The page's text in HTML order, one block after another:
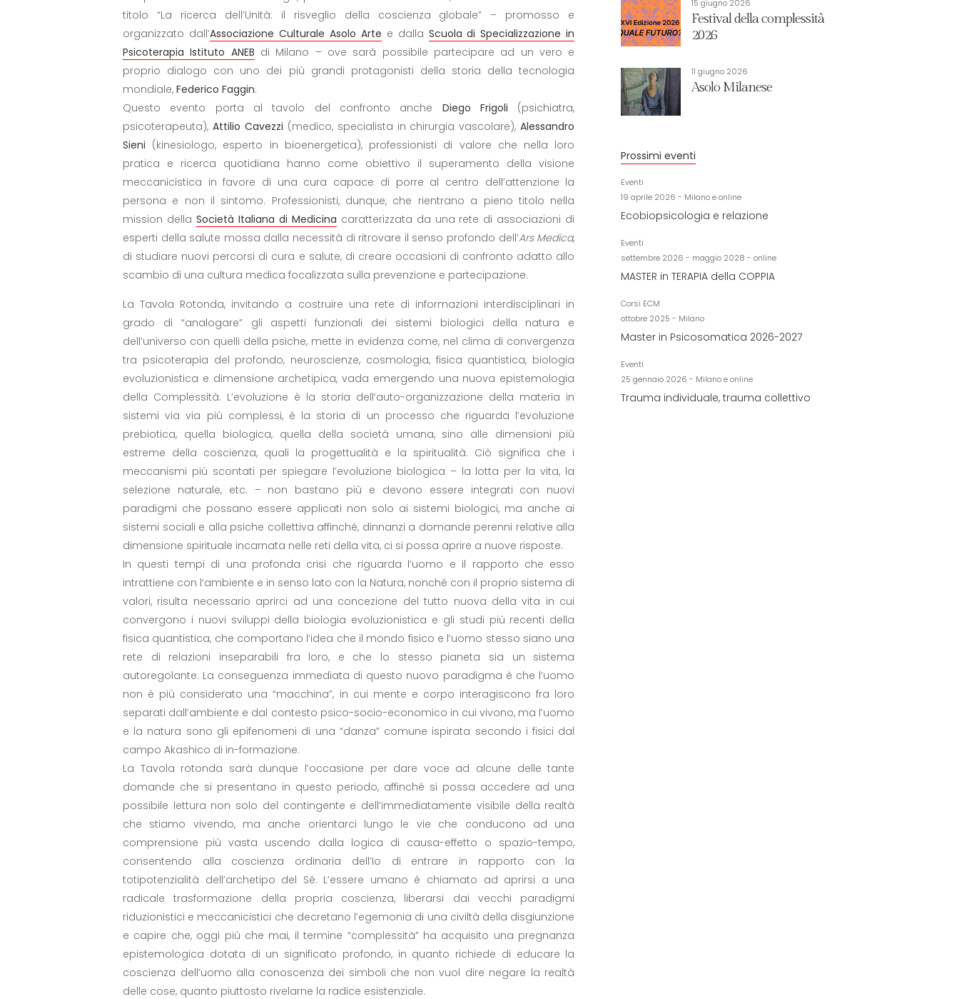
titolo “La ricerca dell’Unità: il risveglio della coscienza globale” – promosso e
organizzato dall’Associazione Culturale Asolo Arte e dalla Scuola di Specializzazione in
Psicoterapia Istituto ANEB di Milano – ove sarà possibile partecipare ad un vero e
proprio dialogo con uno dei più grandi protagonisti della storia della tecnologia
mondiale, Federico Faggin.
Questo evento porta al tavolo del confronto anche Diego Frigoli (psichiatra,
psicoterapeuta), Attilio Cavezzi (medico, specialista in chirurgia vascolare),Alessandro
Sieni (kinesiologo, esperto in bioenergetica), professionisti di valore che nella loro
pratica e ricerca quotidiana hanno come obiettivo il superamento della visione
meccanicistica in favore di una cura capace di porre al centro dell’attenzione la
persona e non il sintomo. Professionisti, dunque, che rientrano a pieno titolo nella
mission della Società Italiana di Medicina caratterizzata da una rete di associazioni di
esperti della salute mossa dalla necessità di ritrovare il senso profondo dell’Ars Medica,
di studiare nuovi percorsi di cura e salute, di creare occasioni di confronto adatto allo
scambio di una cultura medica focalizzata sulla prevenzione e partecipazione.
La Tavola Rotonda, invitando a costruire una rete di informazioni interdisciplinari in
grado di “analogare” gli aspetti funzionali dei sistemi biologici della natura e
dell’universo con quelli della psiche, mette in evidenza come, nel clima di convergenza
tra psicoterapia del profondo, neuroscienze, cosmologia, fisica quantistica, biologia
evoluzionistica e dimensione archetipica, vada emergendo una nuova epistemologia
della Complessità. L’evoluzione è la storia dell’auto-organizzazione della materia in
sistemi via via più complessi, è la storia di un processo che riguarda l’evoluzione
prebiotica, quella biologica, quella della società umana, sino alle dimensioni più
estreme della coscienza, quali la progettualità e la spiritualità. Ciò significa che i
meccanismi più scontati per spiegare l’evoluzione biologica – la lotta per la vita, la
selezione naturale, etc. – non bastano più e devono essere integrati con nuovi
paradigmi che possano essere applicati non solo ai sistemi biologici, ma anche ai
sistemi sociali e alla psiche collettiva affinché, dinnanzi a domande perenni relative alla
dimensione spirituale incarnata nelle reti della vita, ci si possa aprire a nuove risposte.
In questi tempi di una profonda crisi che riguarda l’uomo e il rapporto che esso
intrattiene con l’ambiente e in senso lato con la Natura, nonché con il proprio sistema di
valori, risulta necessario aprirci ad una concezione del tutto nuova della vita in cui
convergono i nuovi sviluppi della biologia evoluzionistica e gli studi più recenti della
fisica quantistica, che comportano l’idea che il mondo fisico e l’uomo stesso siano una
rete di relazioni inseparabili fra loro, e che lo stesso pianeta sia un sistema
autoregolante. La conseguenza immediata di questo nuovo paradigma è che l’uomo
non è più considerato una “macchina”, in cui mente e corpo interagiscono fra loro
separati dall’ambiente e dal contesto psico-socio-economico in cui vivono, ma l’uomo
e la natura sono gli epifenomeni di una “danza” comune ispirata secondo i fisici dal
campo Akashico di in-formazione.
La Tavola rotonda sarà dunque l’occasione per dare voce ad alcune delle tante
domande che si presentano in questo periodo, affinché si possa accedere ad una
possibile lettura non solo del contingente e dell’immediatamente visibile della realtà
che stiamo vivendo, ma anche orientarci lungo le vie che conducono ad una
comprensione più vasta uscendo dalla logica di causa-effetto o spazio-tempo,
consentendo alla coscienza ordinaria dell’Io di entrare in rapporto con la
totipotenzialità dell’archetipo del Sé. L’essere umano è chiamato ad aprirsi a una
radicale trasformazione della propria coscienza, liberarsi dai vecchi paradigmi
riduzionistici e meccanicistici che decretano l’egemonia di una civiltà della disgiunzione
e capire che, oggi più che mai, il termine “complessità” ha acquisito una pregnanza
epistemologica dotata di un significato profondo, in quanto richiede di educare la
coscienza dell’uomo alla conoscenza dei simboli che non vuol dire negare la realtà
delle cose, quanto piuttosto rivelarne la radice esistenziale.
15 giugno 2026
Festival della complessità
2026
11 giugno 2026
Asolo Milanese
Prossimi eventi
Eventi
19 aprile 2026 - Milano e online
Ecobiopsicologia e relazione
Eventi
settembre 2026 - maggio 2028 - online
MASTER in TERAPIA della COPPIA
Corsi ECM
ottobre 2025 - Milano
Master in Psicosomatica 2026-2027
Eventi
25 gennaio 2026 - Milano e online
Trauma individuale, trauma collettivo